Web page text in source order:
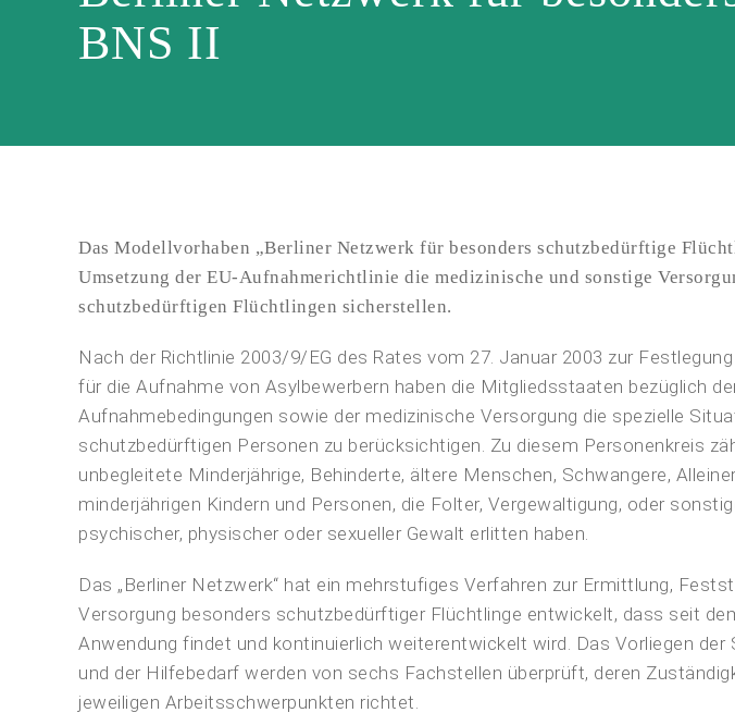
BNS II
Das Modellvorhaben „Berliner Netzwerk für besonders schutzbedürftige
Umsetzung der EU-Aufnahmerichtlinie die medizinische und sonstige
schutzbedürftigen Flüchtlingen sicherstellen.
Nach der Richtlinie 2003/9/EG des Rates vom 27. Januar 2003 zur
für die Aufnahme von Asylbewerbern haben die Mitgliedsstaaten bezüglich
Aufnahmebedingungen sowie der medizinische Versorgung die spezielle
schutzbedürftigen Personen zu berücksichtigen. Zu diesem Personenkreis
unbegleitete Minderjährige, Behinderte, ältere Menschen, Schwangere,
minderjährigen Kindern und Personen, die Folter, Vergewaltigung, oder
psychischer, physischer oder sexueller Gewalt erlitten haben.
Das „Berliner Netzwerk“ hat ein mehrstufiges Verfahren zur Ermittlung,
Versorgung besonders schutzbedürftiger Flüchtlinge entwickelt, dass seit
Anwendung findet und kontinuierlich weiterentwickelt wird. Das Vorliegen der
und der Hilfebedarf werden von sechs Fachstellen überprüft, deren
jeweiligen Arbeitsschwerpunkten richtet.